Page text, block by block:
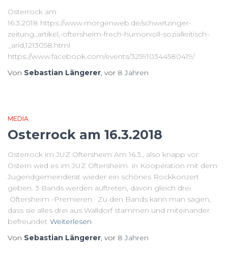
Osterrock am
16.3.2018 https://www.morgenweb.de/schwetzinger-
zeitung_artikel,-oftersheim-frech-humorvoll-sozialkritisch-
_arid,1213058.html
https://www.facebook.com/events/325910344580419/
Von Sebastian Längerer, vor 8 Jahren
MEDIA
Osterrock am 16.3.2018
Osterrock im JUZ Oftersheim Am 16.3., also knapp vor
Ostern wird es im JUZ Oftersheim in Kooperation mit dem
Jugendgemeinderat wieder ein schönes Rockkonzert
geben. 3 Bands werden auftreten, davon gleich drei
Oftersheim -Premieren. Zu den Bands kann man sagen,
dass sie alles drei aus Walldorf stammen und miteinander
befreundet Weiterlesen
Von Sebastian Längerer, vor 8 Jahren